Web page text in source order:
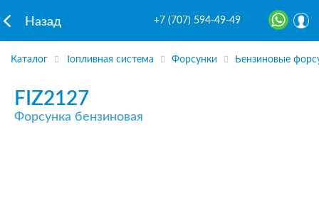
Назад +7 (707) 594-49-49
Каталог Топливная система Форсунки Бензиновые
FIZ2127
Форсунка бензиновая